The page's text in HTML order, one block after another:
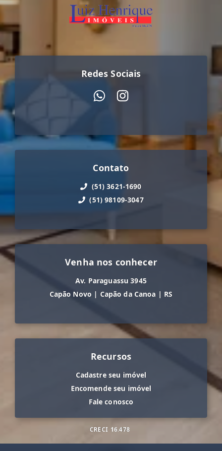
Redes Sociais
Contato
(51) 3621-1690
(51) 98109-3047
Venha nos conhecer
Av. Paraguassu 3945
Capão Novo | Capão da Canoa | RS
Recursos
Cadastre seu imóvel
Encomende seu imóvel
Fale conosco
CRECI 16.478